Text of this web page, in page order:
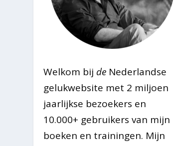
Welkom bij de Nederlandse
gelukwebsite met 2 miljoen
jaarlijkse bezoekers en
10.000+ gebruikers van mijn
boeken en trainingen. Mijn